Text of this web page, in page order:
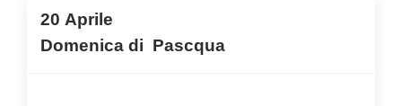
20 Aprile
Domenica di Pascqua